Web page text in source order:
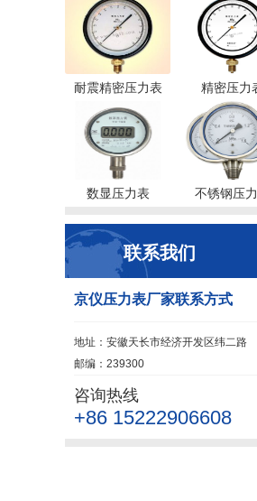
耐震精密压力表 精密压力
数显压力表 不锈钢压
联系我们
京仪压力表厂家联系方式
地址：安徽天长市经济开发区纬二路
邮编：239300
咨询热线
+86 15222906608